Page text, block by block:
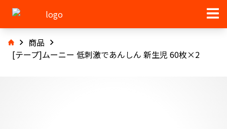
商品
[テープ]ムーニー 低刺激であんしん 新生児 60枚×2